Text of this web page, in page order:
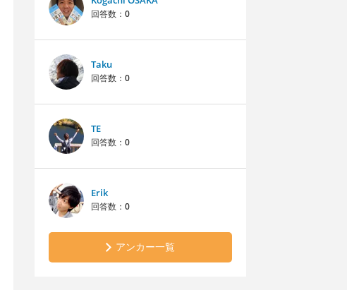
回答数： 0
Taku
回答数： 0
TE
回答数： 0
Erik
回答数： 0
アンカー一覧